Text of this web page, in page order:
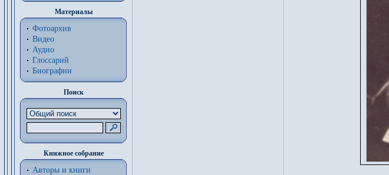
Материалы
Фотоархив
Видео
Аудио
Глоссарий
Биографии
Поиск
Книжное собрание
Авторы и книги